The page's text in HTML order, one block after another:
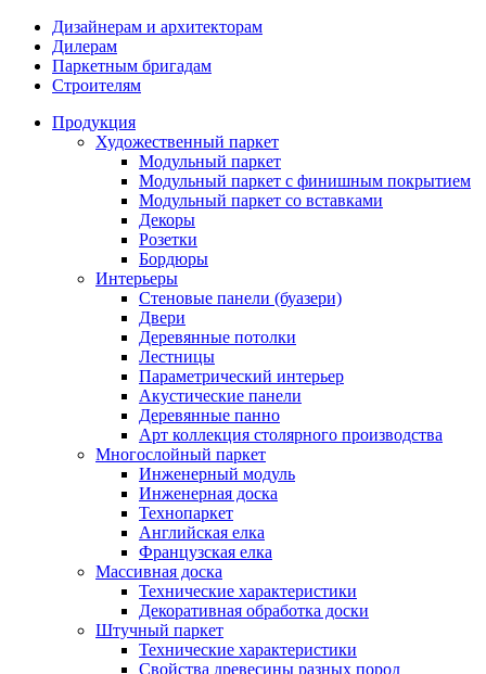
Дизайнерам и архитекторам
Дилерам
Паркетным бригадам
Строителям
Продукция
Художественный паркет
Модульный паркет
Модульный паркет с финишным покрытием
Модульный паркет со вставками
Декоры
Розетки
Бордюры
Интерьеры
Стеновые панели (буазери)
Двери
Деревянные потолки
Лестницы
Параметрический интерьер
Акустические панели
Деревянные панно
Арт коллекция столярного производства
Многослойный паркет
Инженерный модуль
Инженерная доска
Технопаркет
Английская елка
Французская елка
Массивная доска
Технические характеристики
Декоративная обработка доски
Штучный паркет
Технические характеристики
Свойства древесины разных пород